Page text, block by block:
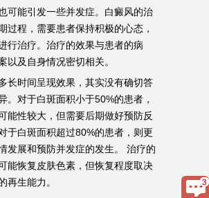
可能引发一些并发症。白癜风的治
过程，需要患者保持积极的心态，
行治疗。治疗的效果与患者的病
以及自身情况密切相关。
长时间呈现效果，其实没有确切答
。对于白斑面积小于50%的患者，
能性较大，但需要后期做好预防反
于白斑面积超过80%的患者，则更
发展和预防并发症的发生。 治疗的
能恢复皮肤色素，但恢复程度取决
再生能力。